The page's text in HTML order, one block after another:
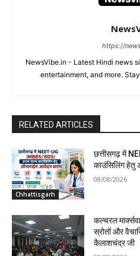
https://
NewsVibe.in - Latest Hindi news
entertainment, and more.
RELATED ARTICLES
Chhattisgarh
छत्तीसगढ़ में
काउंसिलिंग
08/08/2026
कल्चरल
स्रोतों और
कैलाशचंद्र जी